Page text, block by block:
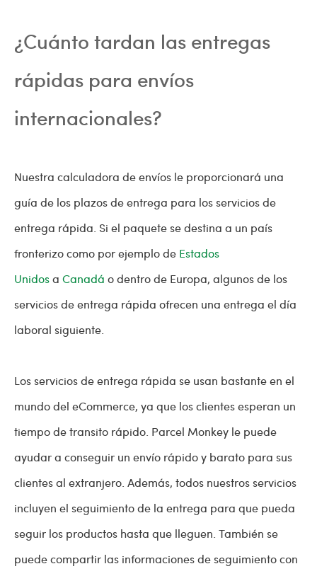
¿Cuánto tardan las entregas
rápidas para envíos
internacionales?
Nuestra calculadora de envíos le proporcionará una
guía de los plazos de entrega para los servicios de
entrega rápida. Si el paquete se destina a un país
fronterizo como por ejemplo de Estados
Unidosa Canadá o dentro de Europa, algunos de los
servicios de entrega rápida ofrecen una entrega el día
laboral siguiente.
Los servicios de entrega rápida se usan bastante en el
mundo del eCommerce, ya que los clientes esperan un
tiempo de transito rápido. Parcel Monkey le puede
ayudar a conseguir un envío rápido y barato para sus
clientes al extranjero. Además, todos nuestros servicios
incluyen el seguimiento de la entrega para que pueda
seguir los productos hasta que lleguen. También se
puede compartir las informaciones de seguimiento con